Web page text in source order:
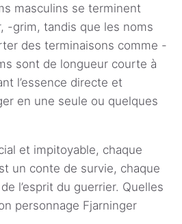
masculins se terminent
-grim, tandis que les noms
des terminaisons comme -
sont de longueur courte à
l’essence directe et
en une seule ou quelques
et impitoyable, chaque
un conte de survie, chaque
l’esprit du guerrier. Quelles
personnage Fjarninger